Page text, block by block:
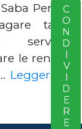
Perché
tante
le rendite
Leggere diCONDIVIDERE